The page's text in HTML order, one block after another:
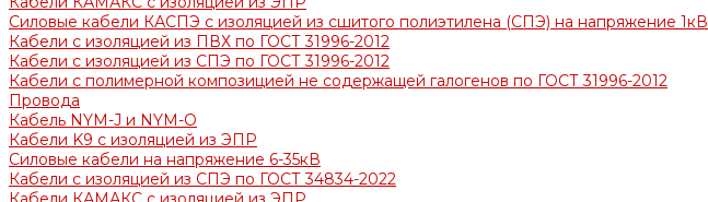
Силовые кабели КАСПЭ с изоляцией из сшитого полиэтилена (СПЭ) на напряжение 1кВ
Кабели с изоляцией из ПВХ по ГОСТ 31996-2012
Кабели с изоляцией из СПЭ по ГОСТ 31996-2012
Кабели с полимерной композицией не содержащей галогенов по ГОСТ 31996-2012
Провода
Кабель NYM-J и NYM-O
Кабели K9 с изоляцией из ЭПР
Силовые кабели на напряжение 6-35кВ
Кабели с изоляцией из СПЭ по ГОСТ 34834-2022